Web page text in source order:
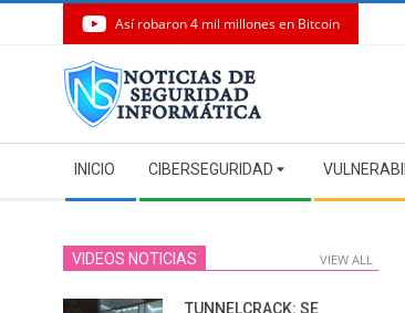
Así robaron 4 mil millones en Bitcoin
Navigation
Menu
INICIO CIBERSEGURIDAD
VIDEOS NOTICIAS VIEW ALL
TUNNELCRACK: SE